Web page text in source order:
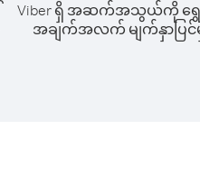
Viber ရှိ အဆက်အသွယ်ကို ရွေး
အချက်အလက် မျက်နှာပြင်မှ